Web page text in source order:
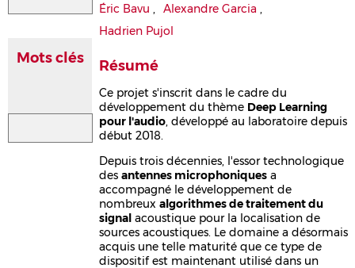
Éric Bavu , Alexandre Garcia ,
Hadrien Pujol
Résumé
Ce projet s'inscrit dans le cadre du
développement du thème Deep Learning
pour l'audio, développé au laboratoire depuis
début 2018.
Depuis trois décennies, l'essor technologique
desantennes microphoniques a
accompagné le développement de
nombreuxalgorithmes de traitement du
signal acoustique pour la localisation de
sources acoustiques. Le domaine a désormais
acquis une telle maturité que ce type de
dispositif est maintenant utilisé dans un
Mots clés